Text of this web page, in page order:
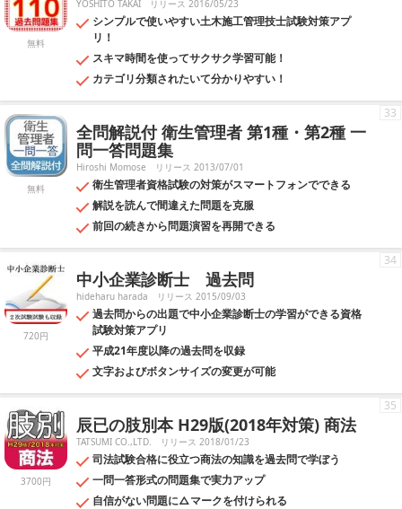
無料
YOSHITO TAKAI リリース 2016/05/23
シンプルで使いやすい土木施工管理技士試験対策アプ
リ！
スキマ時間を使ってサクサク学習可能！
カテゴリ分類されたいて分かりやすい！
無料
全問解説付 衛生管理者 第1種・第2種 一
問一答問題集
Hiroshi Momose リリース 2013/07/01
衛生管理者資格試験の対策がスマートフォンでできる
解説を読んで間違えた問題を克服
前回の続きから問題演習を再開できる
33
720円
中小企業診断士 過去問
hideharu harada リリース 2015/09/03
過去問からの出題で中小企業診断士の学習ができる資格
試験対策アプリ
平成21年度以降の過去問を収録
文字およびボタンサイズの変更が可能
34
3700円
辰已の肢別本 H29版(2018年対策) 商法
TATSUMI CO.,LTD. リリース 2018/01/23
司法試験合格に役立つ商法の知識を過去問で学ぼう
一問一答形式の問題集で実力アップ
自信がない問題に△マークを付けられる
35